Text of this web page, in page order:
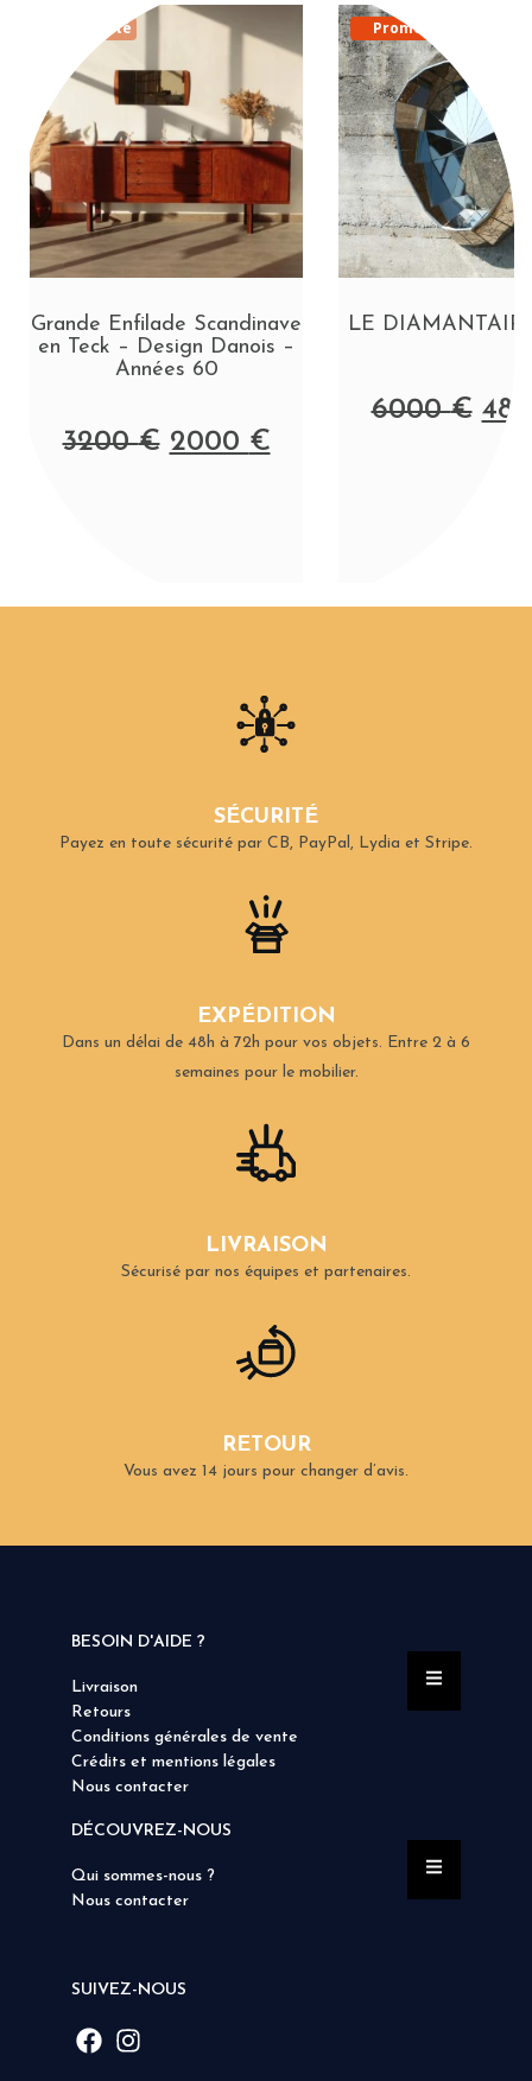
Nouveauté
Grande Enfilade Scandinave
en Teck – Design Danois –
Années 60
3200€ 2000 €
Promo
LE
6000€
SÉCURITÉ
Payez en toute sécurité par CB, PayPal, Lydia et Stripe.
EXPÉDITION
Dans un délai de 48h à 72h pour vos objets. Entre 2 à 6
semaines pour le mobilier.
LIVRAISON
Sécurisé par nos équipes et partenaires.
RETOUR
Vous avez 14 jours pour changer d’avis.
BESOIN D'AIDE ?
Livraison
Retours
Conditions générales de vente
Crédits et mentions légales
Nous contacter
DÉCOUVREZ-NOUS
Qui sommes-nous ?
Nous contacter
SUIVEZ-NOUS